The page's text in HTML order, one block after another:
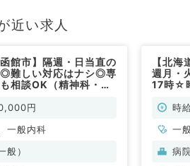
近い求人
函館市】隔週・日当直の
◎難しい対応はナシ◎専
相談OK（精神科・内
円
一般内科
般）
【北
週月・
17時☆
時
一
病